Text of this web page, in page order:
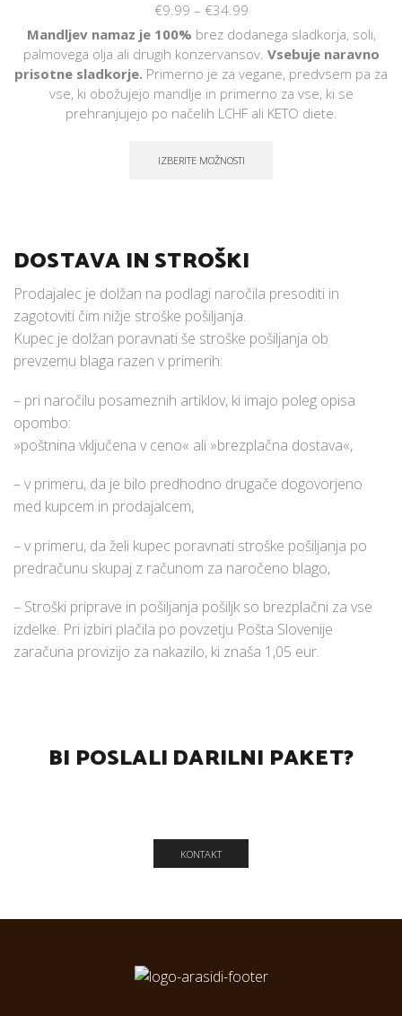
€9.99 – €34.99
Mandljev namaz je 100% brez dodanega sladkorja, soli,
palmovega olja ali drugih konzervansov. Vsebuje naravno
prisotne sladkorje. Primerno je za vegane, predvsem pa za
vse, ki obožujejo mandlje in primerno za vse, ki se
prehranjujejo po načelih LCHF ali KETO diete.
IZBERITE MOŽNOSTI
DOSTAVA IN STROŠKI
Prodajalec je dolžan na podlagi naročila presoditi in
zagotoviti čim nižje stroške pošiljanja.
Kupec je dolžan poravnati še stroške pošiljanja ob
prevzemu blaga razen v primerih:
– pri naročilu posameznih artiklov, ki imajo poleg opisa
opombo:
»poštnina vključena v ceno« ali »brezplačna dostava«,
– v primeru, da je bilo predhodno drugače dogovorjeno
med kupcem in prodajalcem,
– v primeru, da želi kupec poravnati stroške pošiljanja po
predračunu skupaj z računom za naročeno blago,
– Stroški priprave in pošiljanja pošiljk so brezplačni za vse
izdelke. Pri izbiri plačila po povzetju Pošta Slovenije
zaračuna provizijo za nakazilo, ki znaša 1,05 eur.
BI POSLALI DARILNI PAKET?
KONTAKT